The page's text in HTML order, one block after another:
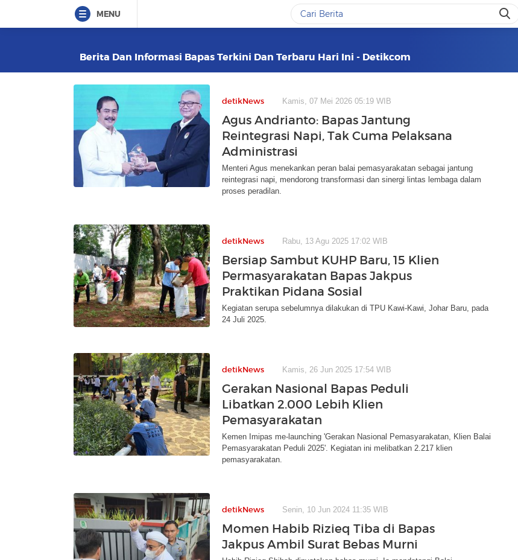
MENU
Berita Dan Informasi Bapas Terkini Dan Terbaru Hari Ini - Detikcom
detikNews Kamis, 07 Mei 2026 05:19 WIB
Agus Andrianto: Bapas Jantung
Reintegrasi Napi, Tak Cuma Pelaksana
Administrasi
Menteri Agus menekankan peran balai pemasyarakatan sebagai jantung
reintegrasi napi, mendorong transformasi dan sinergi lintas lembaga dalam
proses peradilan.
detikNews Rabu, 13 Agu 2025 17:02 WIB
Bersiap Sambut KUHP Baru, 15 Klien
Permasyarakatan Bapas Jakpus
Praktikan Pidana Sosial
Kegiatan serupa sebelumnya dilakukan di TPU Kawi-Kawi, Johar Baru, pada
24 Juli 2025.
detikNews Kamis, 26 Jun 2025 17:54 WIB
Gerakan Nasional Bapas Peduli
Libatkan 2.000 Lebih Klien
Pemasyarakatan
Kemen Imipas me-launching 'Gerakan Nasional Pemasyarakatan, Klien Balai
Pemasyarakatan Peduli 2025'. Kegiatan ini melibatkan 2.217 klien
pemasyarakatan.
detikNews Senin, 10 Jun 2024 11:35 WIB
Momen Habib Rizieq Tiba di Bapas
Jakpus Ambil Surat Bebas Murni